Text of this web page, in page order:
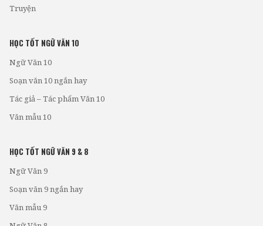
Truyện
HỌC TỐT NGỮ VĂN 10
Ngữ Văn 10
Soạn văn 10 ngắn hay
Tác giả – Tác phẩm Văn 10
Văn mẫu 10
HỌC TỐT NGỮ VĂN 9 & 8
Ngữ Văn 9
Soạn văn 9 ngắn hay
Văn mẫu 9